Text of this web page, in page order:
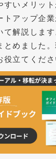
すいメリッ
トアップ企
て解説しま
とめました
役立てくださ